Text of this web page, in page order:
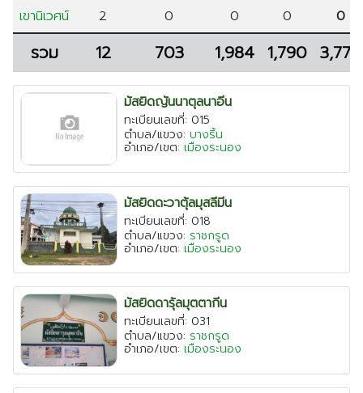
สุราษฎร์ธานี
เชียงใหม่
ระยอง
เพชรบุรี
พระนครศรีอยุธยา
เขานิเวศน์
2 0 0 0 0
รวม 12 703 1,984 1,790 3,774
มัสยิดญันนาตุลนาอีน
ทะเบียนเลขที่: 015
ตำบล/แขวง: บางริ้น
อำเภอ/เขต: เมืองระนอง
มัสยิดดะวาตุ้ลมุสลีมีน
ทะเบียนเลขที่: 018
ตำบล/แขวง: ราชกรูด
อำเภอ/เขต: เมืองระนอง
มัสยิดดารุ้ลมุตตากีน
ทะเบียนเลขที่: 031
ตำบล/แขวง: ราชกรูด
อำเภอ/เขต: เมืองระนอง